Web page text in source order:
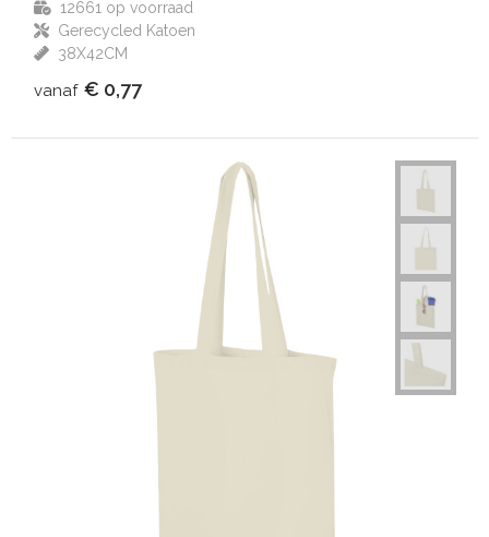
12661 op voorraad
Gerecycled Katoen
38X42CM
vanaf € 0,77